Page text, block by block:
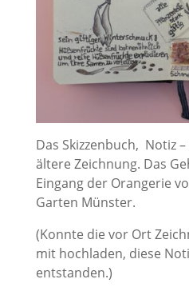
Das Skizzenbuch, Notiz
ältere Zeichnung. Das
Eingang der Orangerie
Garten Münster.
(Konnte die vor Ort
mit hochladen, diese
entstanden.)